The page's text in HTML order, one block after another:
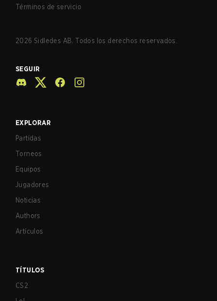
Términos de servicio
2026 Sidledes AB. Todos los derechos reservados.
SEGUIR
EXPLORAR
Partidas
Torneos
Equipos
Jugadores
Noticias
Authors
Artículos
TÍTULOS
CS2